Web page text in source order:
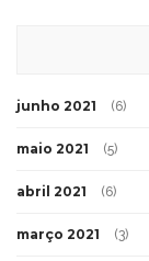
junho 2021 (6)
maio 2021 (5)
abril 2021 (6)
março 2021 (3)